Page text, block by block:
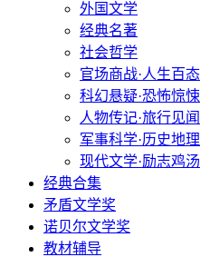
外国文学
经典名著
社会哲学
官场商战·人生百态
科幻悬疑·恐怖惊悚
人物传记·旅行见闻
军事科学·历史地理
现代文学·励志鸡汤
经典合集
矛盾文学奖
诺贝尔文学奖
教材辅导